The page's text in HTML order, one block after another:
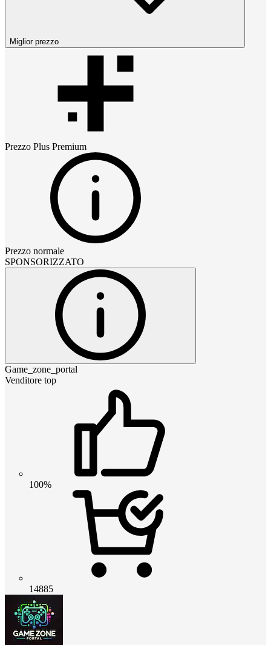
Miglior prezzo
Prezzo Plus Premium
Prezzo normale
SPONSORIZZATO
Game_zone_portal
Venditore top
100%
14885